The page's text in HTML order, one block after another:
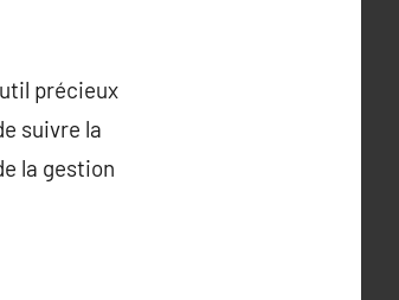
précieux
suivre la
la gestion